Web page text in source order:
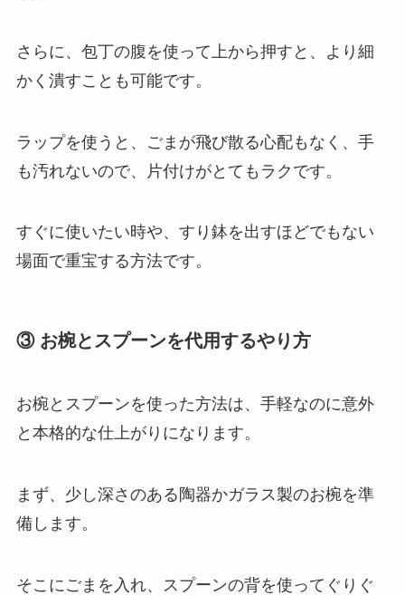
さらに、包丁の腹を使って上から押すと、より細
かく潰すことも可能です。
ラップを使うと、ごまが飛び散る心配もなく、手
も汚れないので、片付けがとてもラクです。
すぐに使いたい時や、すり鉢を出すほどでもない
場面で重宝する方法です。
③ お椀とスプーンを代用するやり方
お椀とスプーンを使った方法は、手軽なのに意外
と本格的な仕上がりになります。
まず、少し深さのある陶器かガラス製のお椀を準
備します。
そこにごまを入れ、スプーンの背を使ってぐりぐ